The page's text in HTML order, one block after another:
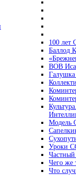
100 лет
Баллод
ВОВ
Модель
Уроки
Чего же
Что